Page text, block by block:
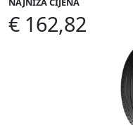
€ 162,82